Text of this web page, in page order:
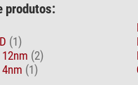
produtos:
(1)
(2)
(1)